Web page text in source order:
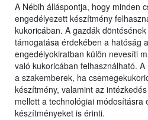
A Nébih álláspontja, hogy minden
engedélyezett készítmény
kukoricában. A gazdák
támogatása érdekében a hatóság
engedélyokiratban külön nevesíti
való kukoricában felhasználható.
a szakemberek, ha
készítmény, valamint az
mellett a technológiai módosításra
készítményeket is érinti.